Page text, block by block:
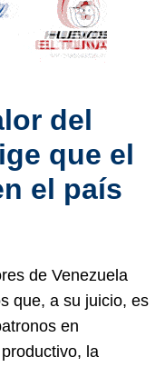
del
que el
el país
de Venezuela
que, a su juicio, es
en
la